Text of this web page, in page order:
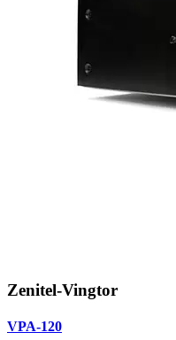
Zenitel-Vingtor
VPA-120